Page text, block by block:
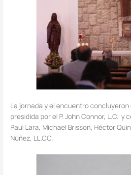
La jornada y el encuentro
presidida por el P. John Connor, L.C. y
Paul Lara, Michael Brisson, Héctor
Núñez, LL.CC.